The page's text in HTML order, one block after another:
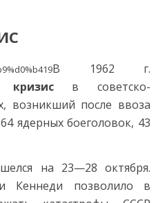
В 1962 г.
кризисв советско-
возникший после ввоза
ядерных боеголовок, 43
на 23—28 октября.
Кеннеди позволило в